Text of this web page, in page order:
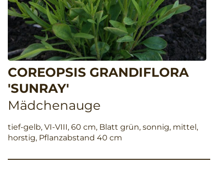
COREOPSIS GRANDIFLORA
'SUNRAY'
Mädchenauge
tief-gelb, VI-VIII, 60 cm, Blatt grün, sonnig, mittel,
horstig, Pflanzabstand 40 cm